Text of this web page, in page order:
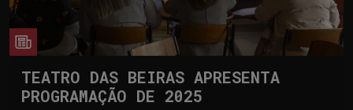
TEATRO DAS BEIRAS APRESENTA
PROGRAMAÇÃO DE 2025